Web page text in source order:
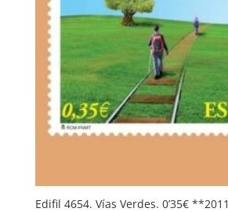
Edifil 4654. Vías Verdes. 0’35€ **2011